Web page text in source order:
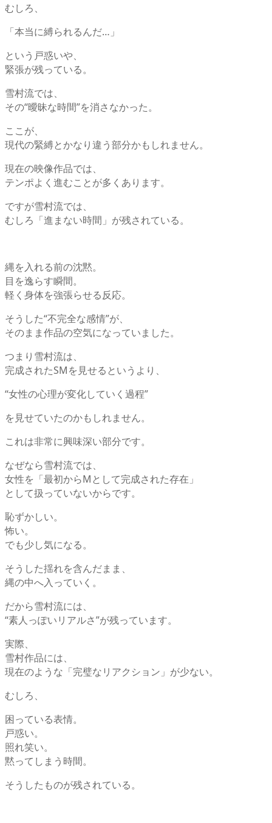
むしろ、
「本当に縛られるんだ…」
という戸惑いや、
緊張が残っている。
雪村流では、
その“曖昧な時間”を消さなかった。
ここが、
現代の緊縛とかなり違う部分かもしれません。
現在の映像作品では、
テンポよく進むことが多くあります。
ですが雪村流では、
むしろ「進まない時間」が残されている。
縄を入れる前の沈黙。
目を逸らす瞬間。
軽く身体を強張らせる反応。
そうした“不完全な感情”が、
そのまま作品の空気になっていました。
つまり雪村流は、
完成されたSMを見せるというより、
“女性の心理が変化していく過程”
を見せていたのかもしれません。
これは非常に興味深い部分です。
なぜなら雪村流では、
女性を「最初からMとして完成された存在」
として扱っていないからです。
恥ずかしい。
怖い。
でも少し気になる。
そうした揺れを含んだまま、
縄の中へ入っていく。
だから雪村流には、
“素人っぽいリアルさ”が残っています。
実際、
雪村作品には、
現在のような「完璧なリアクション」が少ない。
むしろ、
困っている表情。
戸惑い。
照れ笑い。
黙ってしまう時間。
そうしたものが残されている。